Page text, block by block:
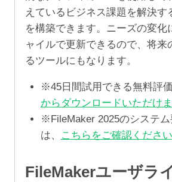
えているビジネス課題を解決す
を構築できます。ニーズの変化
ャイルで更新できるので、将来
るツールにもなります。
※45日間試用できる無料評価
からダウンロードいただけ
※FileMaker 2025のシステム
は、
こちらをご確認ください
FileMakerユーザラ